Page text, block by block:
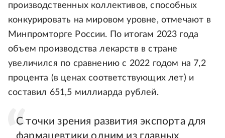
производственных коллективов, способных
конкурировать на мировом уровне, отмечают в
Минпромторге России. По итогам 2023 года
объем производства лекарств в стране
увеличился по сравнению с 2022 годом на 7,2
процента (в ценах соответствующих лет) и
составил 651,5 миллиарда рублей.
С точки зрения развития экспорта для